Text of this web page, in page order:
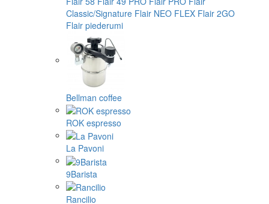
Classic/Signature Flair NEO FLEX Flair 2GO
Flair piederumi
Bellman coffee
ROK espresso
La Pavoni
9Barista
Rancilio